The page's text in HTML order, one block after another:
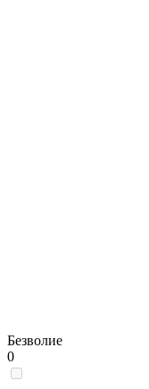
Безволие
0